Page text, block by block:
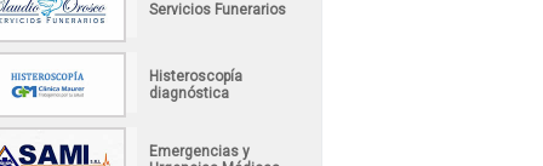
Servicios Funerarios
Histeroscopía
diagnóstica
Emergencias y